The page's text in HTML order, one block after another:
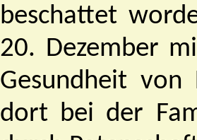
beschattet
20. Dezember
Gesundheit von
dort bei der